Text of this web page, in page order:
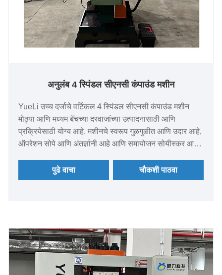
अनुलंब 4 स्पिंडल सीएनसी कंपाउंड मशीन
YueLi उच्च दर्जाचे वर्टिकल 4 स्पिंडल सीएनसी कंपाउंड मशीन
मोठ्या आणि मध्यम बॅचच्या दरवाजांच्या उत्पादनासाठी आणि
प्रक्रियेसाठी योग्य आहे. मशीनचे स्वरूप गुळगुळीत आणि उदार आहे,
ऑपरेशन सोपे आणि अंतर्ज्ञानी आहे आणि समायोजन सोयीस्कर आहे.
असते, ऑपरेटरची श्रम तीव्रता कमी होते आणि एक व्यक्ती आणि
अनेक मशीनचे ऑपरेशन आणि व्यवस्थापन लक्षात येते.
पुढे वाचा चौकशी पाठवा